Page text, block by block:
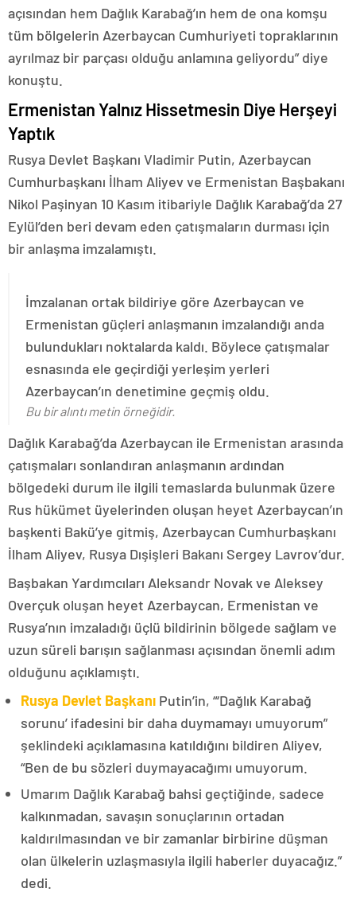
açısından hem Dağlık Karabağ’ın hem de ona komşu
tüm bölgelerin Azerbaycan Cumhuriyeti topraklarının
ayrılmaz bir parçası olduğu anlamına geliyordu” diye
konuştu.
Ermenistan Yalnız Hissetmesin Diye Herşeyi
Yaptık
Rusya Devlet Başkanı Vladimir Putin, Azerbaycan
Cumhurbaşkanı İlham Aliyev ve Ermenistan Başbakanı
Nikol Paşinyan 10 Kasım itibariyle Dağlık Karabağ’da 27
Eylül’den beri devam eden çatışmaların durması için
bir anlaşma imzalamıştı.
İmzalanan ortak bildiriye göre Azerbaycan ve
Ermenistan güçleri anlaşmanın imzalandığı anda
bulundukları noktalarda kaldı. Böylece çatışmalar
esnasında ele geçirdiği yerleşim yerleri
Azerbaycan’ın denetimine geçmiş oldu.
Bu bir alıntı metin örneğidir.
Dağlık Karabağ’da Azerbaycan ile Ermenistan arasında
çatışmaları sonlandıran anlaşmanın ardından
bölgedeki durum ile ilgili temaslarda bulunmak üzere
Rus hükümet üyelerinden oluşan heyet Azerbaycan’ın
başkenti Bakü’ye gitmiş, Azerbaycan Cumhurbaşkanı
İlham Aliyev, Rusya Dışişleri Bakanı Sergey Lavrov’dur.
Başbakan Yardımcıları Aleksandr Novak ve Aleksey
Overçuk oluşan heyet Azerbaycan, Ermenistan ve
Rusya’nın imzaladığı üçlü bildirinin bölgede sağlam ve
uzun süreli barışın sağlanması açısından önemli adım
olduğunu açıklamıştı.
Rusya Devlet Başkanı Putin’in, “‘Dağlık Karabağ
sorunu’ ifadesini bir daha duymamayı umuyorum”
şeklindeki açıklamasına katıldığını bildiren Aliyev,
“Ben de bu sözleri duymayacağımı umuyorum.
Umarım Dağlık Karabağ bahsi geçtiğinde, sadece
kalkınmadan, savaşın sonuçlarının ortadan
kaldırılmasından ve bir zamanlar birbirine düşman
olan ülkelerin uzlaşmasıyla ilgili haberler duyacağız.”
dedi.